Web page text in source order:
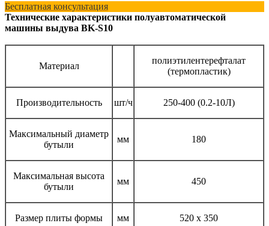
Бесплатная консультация
Технические характеристики полуавтоматической
машины выдува BK-S10
Материал
полиэтилентерефталат
(термопластик)
Производительность шт/ч 250-400 (0.2-10Л)
Максимальный диаметр
бутыли
мм 180
Максимальная высота
бутыли
мм 450
Размер плиты формы мм 520 х 350